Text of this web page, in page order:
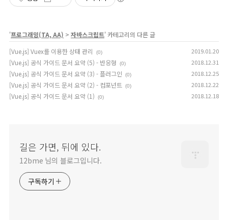
'프로그래밍(TA, AA) > 자바스크립트' 카테고리의 다른 글
[Vue.js] Vuex를 이용한 상태 관리
(0) 2019.01.20
[Vue.js] 공식 가이드 문서 요약 (5) - 반응형 (0) 2018.12.31
[Vue.js] 공식 가이드 문서 요약 (3) - 플러그인 (0) 2018.12.25
[Vue.js] 공식 가이드 문서 요약 (2) - 컴포넌트 (0) 2018.12.22
[Vue.js] 공식 가이드 문서 요약 (1) (0) 2018.12.18
길은 가면, 뒤에 있다.
12bme 님의 블로그입니다.
구독하기